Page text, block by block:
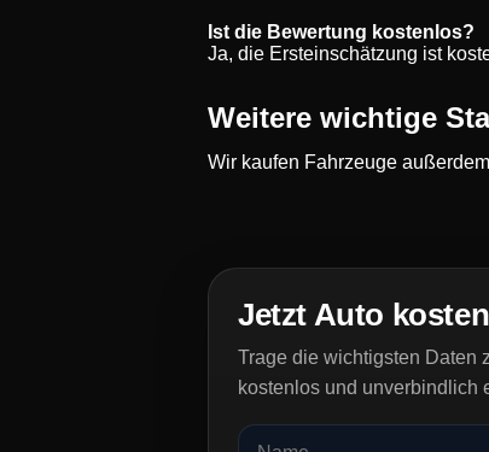
Ist die Bewertung kostenlos?
Ja, die Ersteinschätzung ist
Weitere wichtige
Wir kaufen Fahrzeuge
Jetzt Auto
Trage die wichtigsten Daten
kostenlos und unverbindlich